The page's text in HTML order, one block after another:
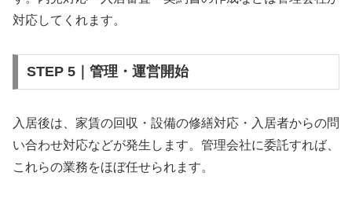
対応してくれます。
STEP 5｜管理・運営開始
入居後は、家賃の回収・設備の修繕対応・入居者からの問
い合わせ対応などが発生します。管理会社に委託すれば、
これらの業務をほぼ任せられます。